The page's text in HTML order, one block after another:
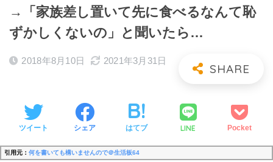
→「家族差し置いて先に食べるなんて恥
ずかしくないの」と聞いたら…
2018年8月10日 2021年3月31日
ツイート シェア はてブ LINE Pocket
引用元： 何を書いても構いませんので＠生活板64